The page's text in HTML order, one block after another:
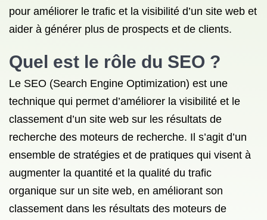
pour améliorer le trafic et la visibilité d’un site web et
aider à générer plus de prospects et de clients.
Quel est le rôle du SEO ?
Le SEO (Search Engine Optimization) est une
technique qui permet d’améliorer la visibilité et le
classement d’un site web sur les résultats de
recherche des moteurs de recherche. Il s’agit d’un
ensemble de stratégies et de pratiques qui visent à
augmenter la quantité et la qualité du trafic
organique sur un site web, en améliorant son
classement dans les résultats des moteurs de